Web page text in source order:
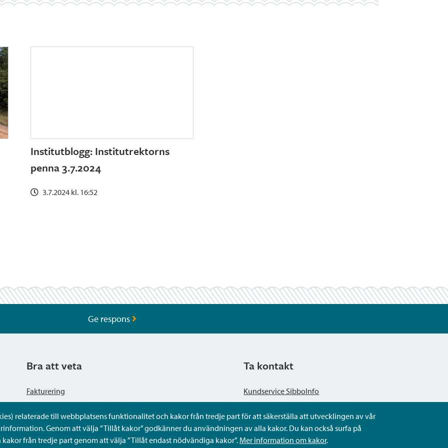
Institutblogg: Institutrektorns
penna 3.7.2024
3.7.2024 kl. 16:52
relaterade till webbplatsens funktionalitet och kakor från tredje part för att säkerställa att utvecklingen av vår
Genom att välja ”Tillåt kakor” godkänner du användningen av alla kakor. Du kan också surfa på
från tredje part genom att välja ”Tillåt endast nödvändiga kakor”. Mer information om kakor.
Ge respons
Bra att veta
Fakturering
Dataskyddsbeskrivning
Tillgänglighetsutlåtande
Ta kontakt
Kundservice SibboInfo
Ge anonym respons
Ställ en fråga eller sköta ditt ärende